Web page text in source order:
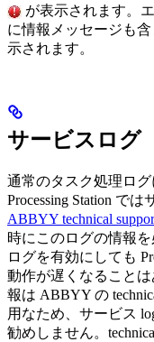
が表示されます。
に情報メッセージも
示されます。
サービスログ
通常のタスク処理ログ
Processing Station で
ABBYY technical
時にこのログの情報
ログを有効にしても
動作が遅くなること
報は ABBYY の
用なため、サービス
勧めしません。